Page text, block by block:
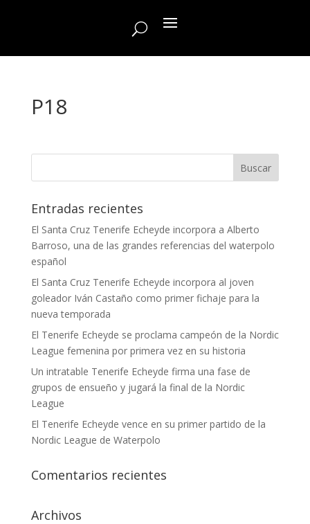
P18
Entradas recientes
El Santa Cruz Tenerife Echeyde incorpora a Alberto
Barroso, una de las grandes referencias del waterpolo
español
El Santa Cruz Tenerife Echeyde incorpora al joven
goleador Iván Castaño como primer fichaje para la
nueva temporada
El Tenerife Echeyde se proclama campeón de la Nordic
League femenina por primera vez en su historia
Un intratable Tenerife Echeyde firma una fase de
grupos de ensueño y jugará la final de la Nordic
League
El Tenerife Echeyde vence en su primer partido de la
Nordic League de Waterpolo
Comentarios recientes
Archivos